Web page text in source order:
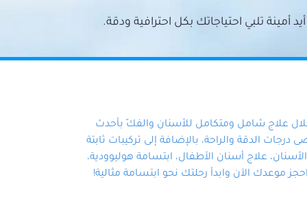
تلبي احتياجاتك بكل احترافية ودقة.
علاج شامل ومتكامل للأسنان والفكّ بأحدث
الدقة والراحة، بالإضافة إلى تركيبات ثابتة
علاج أسنان الأطفال، ابتسامة هوليوودية،
موعدك الآن وابدأ رحلتك نحو ابتسامة مثالية!